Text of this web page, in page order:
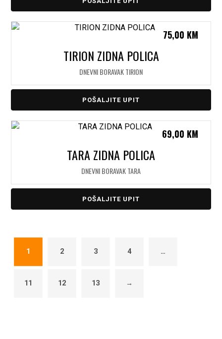
TIRION ZIDNA POLICA
DNEVNI BORAVAK TIRION
75,00 KM
POŠALJITE UPIT
TARA ZIDNA POLICA
DNEVNI BORAVAK TARA
69,00 KM
POŠALJITE UPIT
1 2 3 4 …
11 12 13 →